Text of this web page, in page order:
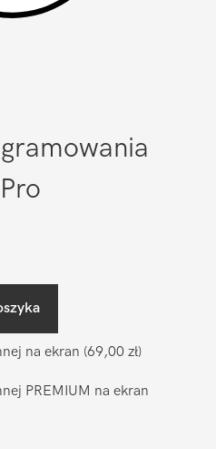
na ekran (69,00 zł)
PREMIUM na ekran